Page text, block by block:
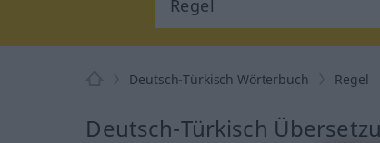
Deutsch-Türkisch Wörterbuch Regel
Deutsch-Türkisch